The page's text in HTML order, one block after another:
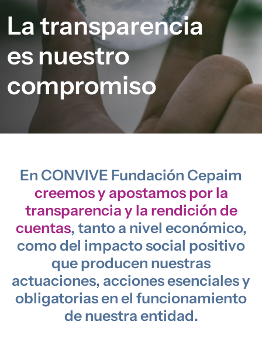
La transparencia
es nuestro
compromiso
En CONVIVE Fundación Cepaim
creemos y apostamos por la
transparencia y la rendición de
cuentas, tanto a nivel económico,
como del impacto social positivo
que producen nuestras
actuaciones, acciones esenciales y
obligatorias en el funcionamiento
de nuestra entidad.